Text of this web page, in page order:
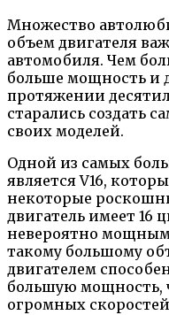
Множество
объем двигателя
автомобиля. Чем
больше мощность и
протяжении
старались создать
своих моделей.
Одной из самых
является V16,
некоторые
двигатель имеет 16
невероятно
такому большому
двигателем
большую мощность,
огромных